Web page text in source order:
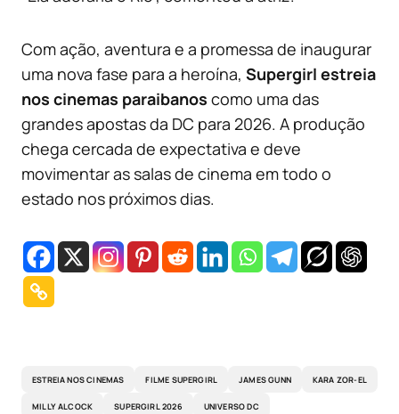
Com ação, aventura e a promessa de inaugurar
uma nova fase para a heroína, Supergirl estreia
nos cinemas paraibanos como uma das
grandes apostas da DC para 2026. A produção
chega cercada de expectativa e deve
movimentar as salas de cinema em todo o
estado nos próximos dias.
ESTREIA NOS CINEMAS FILME SUPERGIRL JAMES GUNN KARA ZOR-EL
MILLY ALCOCK SUPERGIRL 2026 UNIVERSO DC